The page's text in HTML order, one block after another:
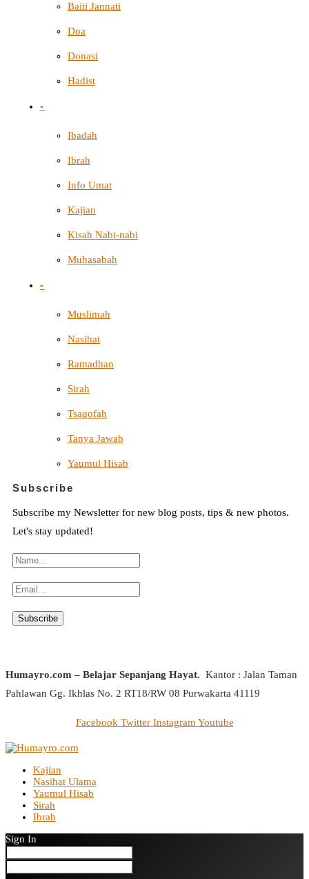
Baiti Jannati
Doa
Donasi
Hadist
-
Ibadah
Ibrah
Info Umat
Kajian
Kisah Nabi-nabi
Muhasabah
-
Muslimah
Nasihat
Ramadhan
Sirah
Tsaqofah
Tanya Jawab
Yaumul Hisab
Subscribe
Subscribe my Newsletter for new blog posts, tips & new photos.
Let's stay updated!
Humayro.com – Belajar Sepanjang Hayat. Kantor : Jalan Taman
Pahlawan Gg. Ikhlas No. 2 RT18/RW 08 Purwakarta 41119
Facebook Twitter Instagram Youtube
Kajian
Nasihat Ulama
Yaumul Hisab
Sirah
Ibrah
Sign In